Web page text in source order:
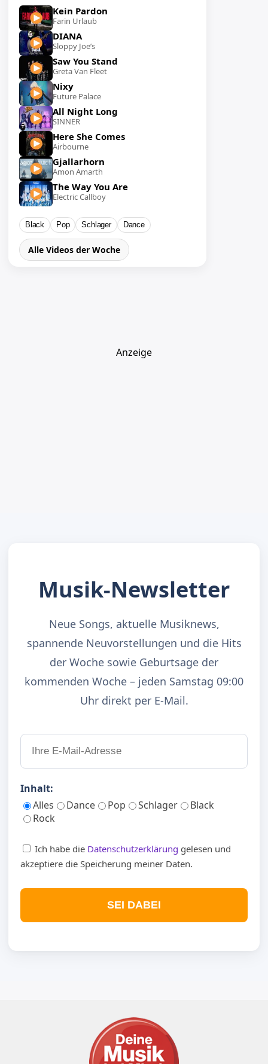
Kein Pardon
Farin Urlaub
DIANA
Sloppy Joe’s
Saw You Stand
Greta Van Fleet
Nixy
Future Palace
All Night Long
SINNER
Here She Comes
Airbourne
Gjallarhorn
Amon Amarth
The Way You Are
Electric Callboy
Black Pop Schlager Dance
Alle Videos der Woche
Anzeige
Musik-Newsletter
Neue Songs, aktuelle Musiknews,
spannende Neuvorstellungen und die Hits
der Woche sowie Geburtsage der
kommenden Woche – jeden Samstag 09:00
Uhr direkt per E-Mail.
Inhalt:
Alles
Dance Pop Schlager
Black
Rock
Ich habe die Datenschutzerklärung gelesen und
akzeptiere die Speicherung meiner Daten.
SEI DABEI